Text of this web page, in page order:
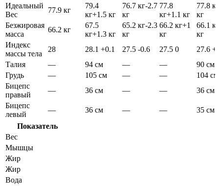
Идеальный
Вес
77.9 кг
79.4
кг+1.5 кг
76.7 кг-2.7
кг
77.8
кг+1.1 кг
77.8 кг
кг
Безжировая
масса
66.2 кг
67.5
кг+1.3 кг
65.2 кг-2.3
кг
66.2 кг+1
кг
66.1 кг
кг
Индекс
массы тела
28 28.1 +0.1 27.5 -0.6 27.5 0 27.6
Талия
— 94 см — —
90 см
Грудь
— 105 см — —
104 см
Бицепс
правый
— 36 см — —
36 см
Бицепс
левый
— 36 см — —
35 см
Показатель
Вес
Мышцы
Жир
Жир
Вода